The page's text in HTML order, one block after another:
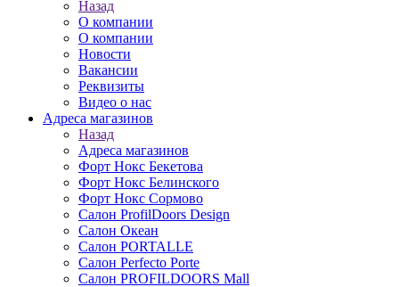
Назад
О компании
О компании
Новости
Вакансии
Реквизиты
Видео о нас
Адреса магазинов
Назад
Адреса магазинов
Форт Нокс Бекетова
Форт Нокс Белинского
Форт Нокс Сормово
Салон ProfilDoors Design
Салон Океан
Салон PORTALLE
Салон Perfecto Portе
Салон PROFILDOORS Mall